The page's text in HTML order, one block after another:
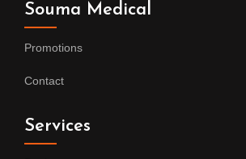
Souma Medical
Promotions
Contact
Services